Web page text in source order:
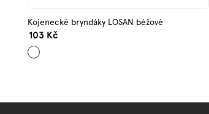
Kojenecké bryndáky LOSAN béžové
103 Kč
Béžová